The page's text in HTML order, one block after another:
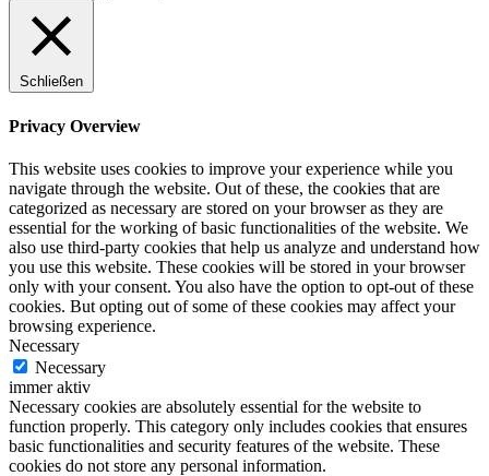
Schließen
Privacy Overview
This website uses cookies to improve your experience while you
navigate through the website. Out of these, the cookies that are
categorized as necessary are stored on your browser as they are
essential for the working of basic functionalities of the website. We
also use third-party cookies that help us analyze and understand how
you use this website. These cookies will be stored in your browser
only with your consent. You also have the option to opt-out of these
cookies. But opting out of some of these cookies may affect your
browsing experience.
Necessary
Necessary
immer aktiv
Necessary cookies are absolutely essential for the website to
function properly. This category only includes cookies that ensures
basic functionalities and security features of the website. These
cookies do not store any personal information.